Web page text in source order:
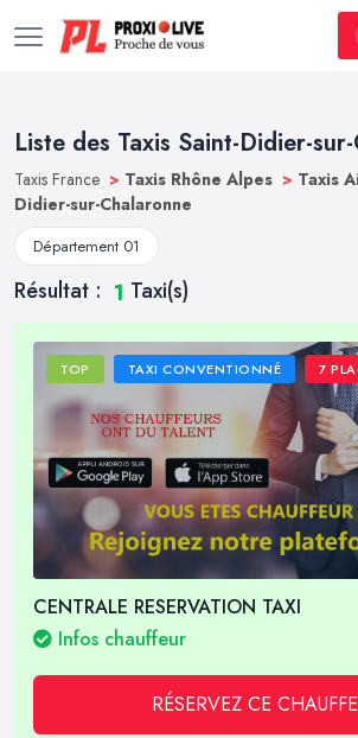
Liste des Taxis Saint-Didier-
Taxis France > Taxis Rhône Alpes > Taxis
Didier-sur-Chalaronne
Département 01
Résultat : 1 Taxi(s)
TOP TAXI CONVENTIONNÉ 7
CENTRALE RESERVATION TAXI
Infos chauffeur
RÉSERVEZ CE